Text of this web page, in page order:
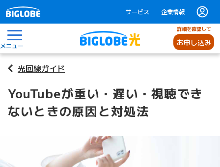
サービス 企業情報
メニュー
詳細を確認して
お申し込み
光回線ガイド
YouTubeが重い・遅い・視聴でき
ないときの原因と対処法